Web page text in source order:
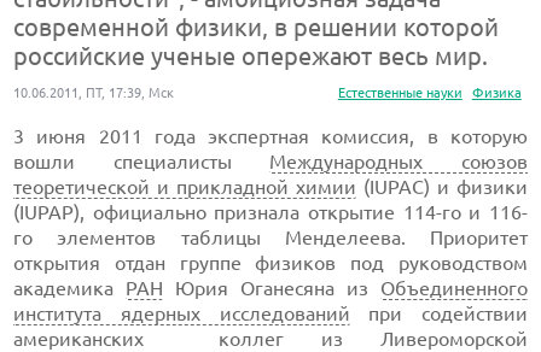
современной физики, в решении которой
российские ученые опережают весь мир.
Естественные науки Физика
10.06.2011, ПТ, 17:39, Мск
3 июня 2011 года экспертная комиссия, в которую
вошли специалисты Международных союзов
теоретической и прикладной химии (IUPAC) и физики
(IUPAP), официально признала открытие 114-го и 116-
го элементов таблицы Менделеева. Приоритет
открытия отдан группе физиков под руководством
академика РАН Юрия Оганесяна из Объединенного
института ядерных исследований при содействии
американских коллег из Ливероморской